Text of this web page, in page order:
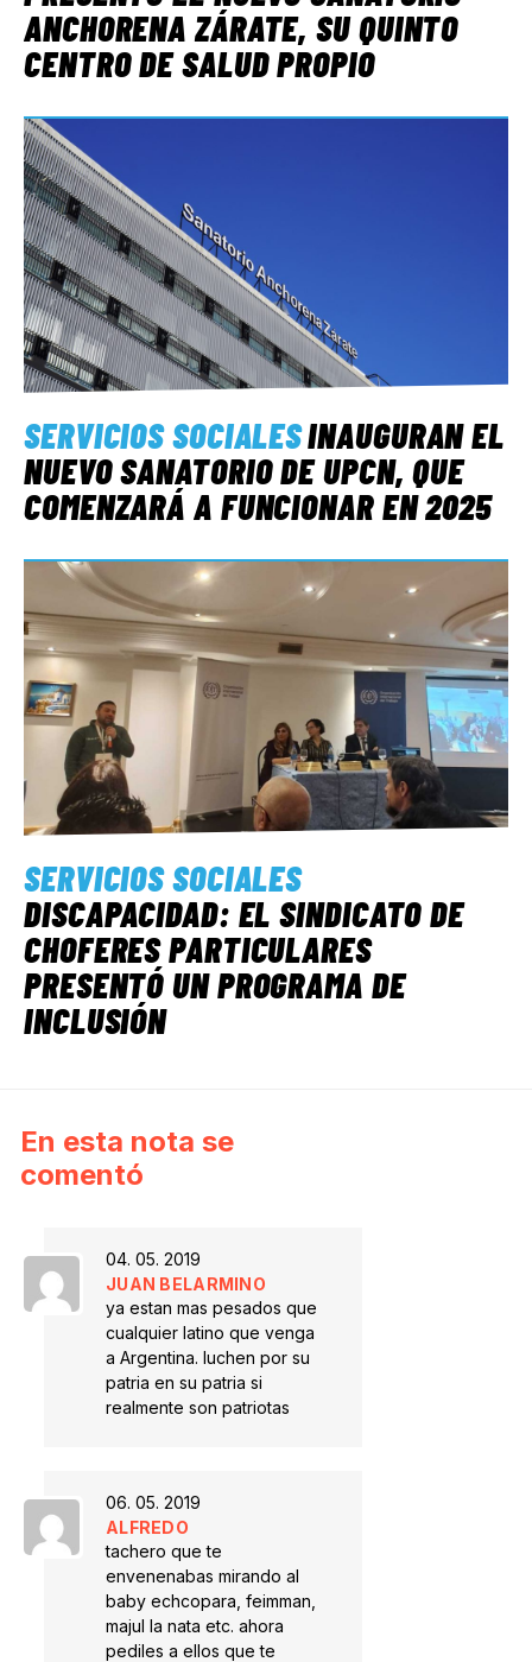
ANCHORENA ZÁRATE, SU QUINTO
CENTRO DE SALUD PROPIO
SERVICIOS SOCIALESINAUGURAN EL
NUEVO SANATORIO DE UPCN, QUE
COMENZARÁ A FUNCIONAR EN 2025
SERVICIOS SOCIALES
DISCAPACIDAD: EL SINDICATO DE
CHOFERES PARTICULARES
PRESENTÓ UN PROGRAMA DE
INCLUSIÓN
En esta nota se
comentó
04. 05. 2019
JUAN BELARMINO
ya estan mas pesados que
cualquier latino que venga
a Argentina. luchen por su
patria en su patria si
realmente son patriotas
06. 05. 2019
ALFREDO
tachero que te
envenenabas mirando al
baby echcopara, feimman,
majul la nata etc. ahora
pediles a ellos que te